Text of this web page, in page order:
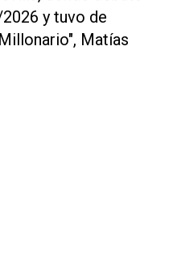
y tuvo de
Matías